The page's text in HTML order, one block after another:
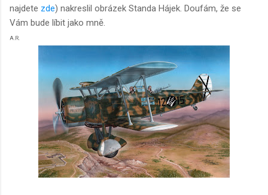
najdete zde) nakreslil obrázek Standa Hájek. Doufám, že se
Vám bude líbit jako mně.
A.R.